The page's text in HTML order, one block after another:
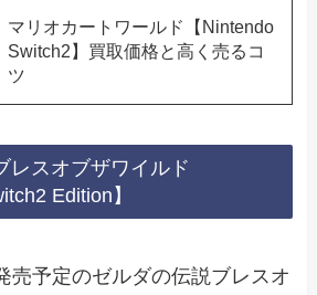
マリオカートワールド【Nintendo
Switch2】買取価格と高く売るコ
ツ
レスオブザワイルド
Edition】
売予定のゼルダの伝説ブレスオ